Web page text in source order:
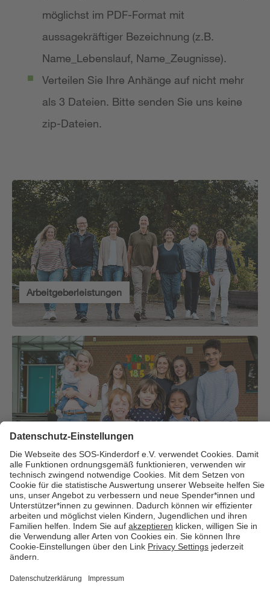
möglichst im PDF-Format mit
aussagekräftiger Bezeichnung (z.B.
Name_Lebenslauf, Name_Zeugnisse).
Verteilen Sie Ihre Anhänge auf nicht mehr
als 3 Dateien. Bitte senden Sie uns keine
zip-Dateien.
Arbeitgeberleistungen